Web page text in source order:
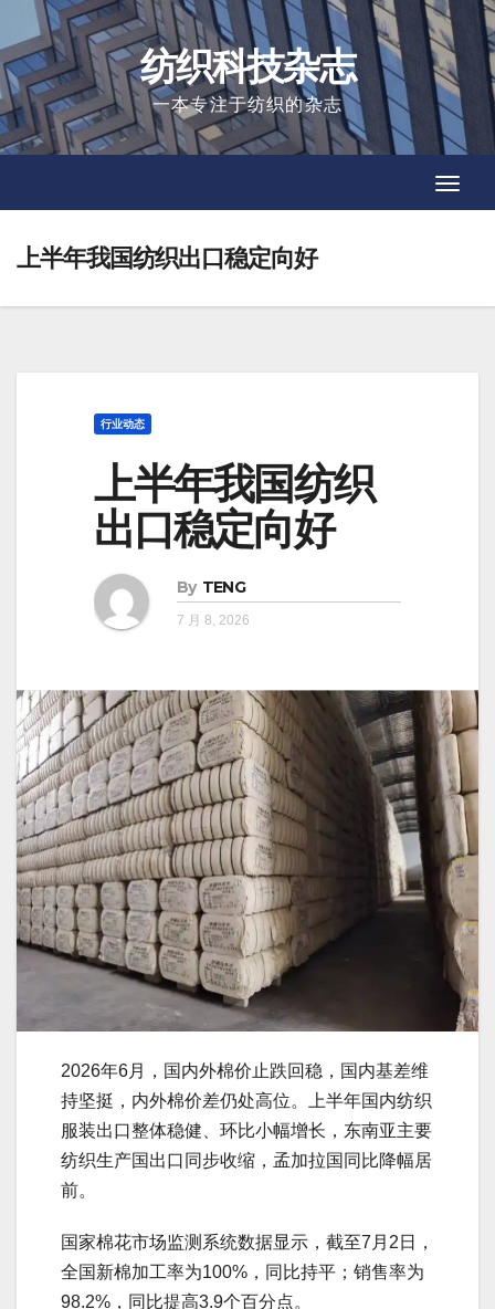
to
content
纺织科技杂志
一本专注于纺织的杂志
上半年我国纺织出口稳定向好
行业动态
上半年我国纺织
出口稳定向好
By TENG
7 月 8, 2026
2026年6月，国内外棉价止跌回稳，国内基差维
持坚挺，内外棉价差仍处高位。上半年国内纺织
服装出口整体稳健、环比小幅增长，东南亚主要
纺织生产国出口同步收缩，孟加拉国同比降幅居
前。
国家棉花市场监测系统数据显示，截至7月2日，
全国新棉加工率为100%，同比持平；销售率为
98.2%，同比提高3.9个百分点。